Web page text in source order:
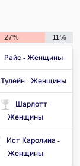
27% 11%
Райс - Женщины
Тулейн - Женщины
Шарлотт -
Женщины
Ист Каролина -
Женщины